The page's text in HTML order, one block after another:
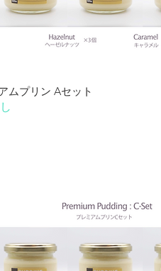
クイックビュー
ムプリン Aセット